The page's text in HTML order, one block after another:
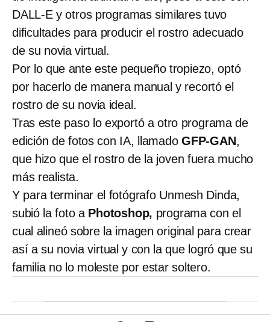
DALL-E y otros programas similares tuvo
dificultades para producir el rostro adecuado
de su novia virtual.
Por lo que ante este pequeño tropiezo, optó
por hacerlo de manera manual y recortó el
rostro de su novia ideal.
Tras este paso lo exportó a otro programa de
edición de fotos con IA, llamadoGFP-GAN,
que hizo que el rostro de la joven fuera mucho
más realista.
Y para terminar el fotógrafo Unmesh Dinda,
subió la foto a Photoshop, programa con el
cual alineó sobre la imagen original para crear
así a su novia virtual y con la que logró que su
familia no lo moleste por estar soltero.